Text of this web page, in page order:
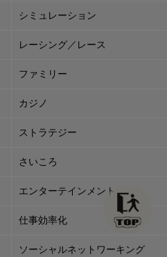
シミュレーション
レーシング／レース
ファミリー
カジノ
ストラテジー
さいころ
エンターテインメント
仕事効率化
ソーシャルネットワーキング